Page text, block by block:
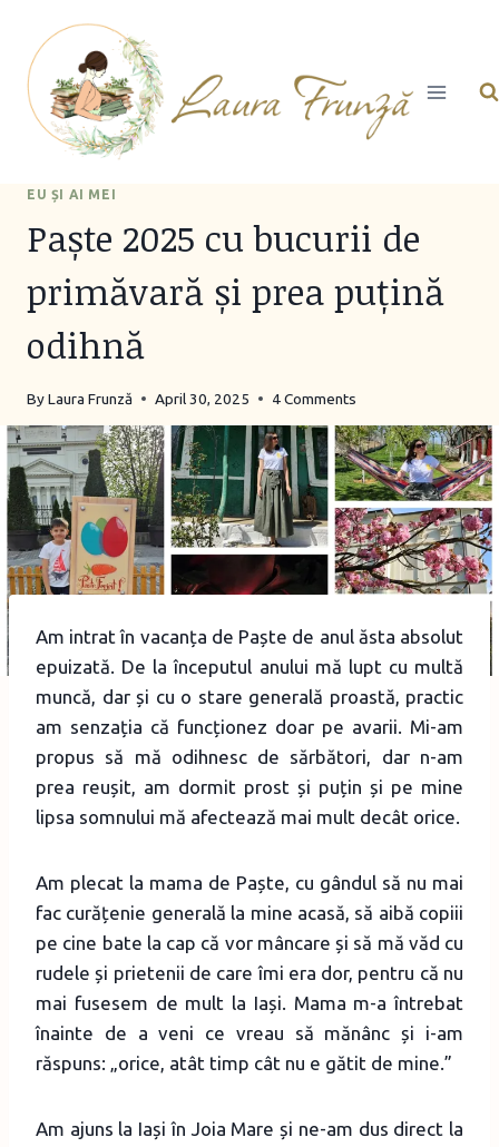
content
EU ȘI AI MEI
Paște 2025 cu bucurii de
primăvară și prea puțină
odihnă
ByLaura Frunză April 30, 2025 4 Comments
Am intrat în vacanța de Paște de anul ăsta absolut
epuizată. De la începutul anului mă lupt cu multă
muncă, dar și cu o stare generală proastă, practic
am senzația că funcționez doar pe avarii. Mi-am
propus să mă odihnesc de sărbători, dar n-am
prea reușit, am dormit prost și puțin și pe mine
lipsa somnului mă afectează mai mult decât orice.
Am plecat la mama de Paște, cu gândul să nu mai
fac curățenie generală la mine acasă, să aibă copiii
pe cine bate la cap că vor mâncare și să mă văd cu
rudele și prietenii de care îmi era dor, pentru că nu
mai fusesem de mult la Iași. Mama m-a întrebat
înainte de a veni ce vreau să mănânc și i-am
răspuns: „orice, atât timp cât nu e gătit de mine.”
Am ajuns la Iași în Joia Mare și ne-am dus direct la